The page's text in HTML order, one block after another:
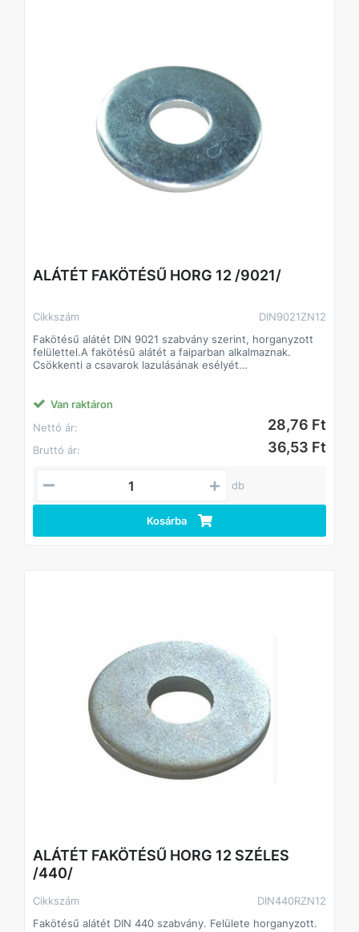
ALÁTÉT FAKÖTÉSŰ HORG 12 /9021/
Cikkszám
DIN9021ZN12
Fakötésű alátét DIN 9021 szabvány szerint, horganyzott
felülettel.A fakötésű alátét a faiparban alkalmaznak.
Csökkenti a csavarok lazulásának esélyét
Javítja a csavarok terhelhetőségét, így kisebb méretű
csavarok is megfelelő teljesítményt biztosíthatnak.
Van raktáron
Nettó ár:
28,76 Ft
Bruttó ár: 36,53 Ft
db
Kosárba
ALÁTÉT FAKÖTÉSŰ HORG 12 SZÉLES
/440/
Cikkszám
DIN440RZN12
Fakötésű alátét DIN 440 szabvány. Felülete horganyzott.